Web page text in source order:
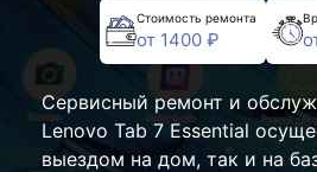
Стоимость ремонта
от 1400 ₽
Сервисный ремонт и
Lenovo Tab 7 Essential
выездом на дом, так и на